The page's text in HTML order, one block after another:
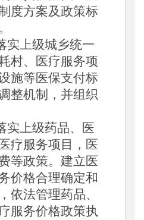
度方案及政策标
实上级城乡统一
村、医疗服务项
施等医保支付标
整机制，并组织
实上级药品、医
疗服务项目 ， 医
等政策。建立医
价格合理确定和
依法管理药品、
服务价格政策执